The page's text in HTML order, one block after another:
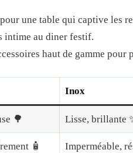
une table qui captive les
intime au diner festif.
haut de gamme pour
Inox
🌳 Lisse, brillante
🧴 Imperméable,